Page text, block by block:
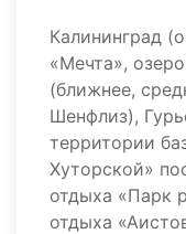
Калининград
«Мечта»,
(ближнее,
Шенфлиз),
территории
Хуторской»
отдыха «Парк
отдыха